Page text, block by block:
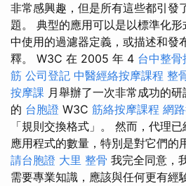
非常感興趣，但是所有這些都引發
題。 典型的應用可以是以標準化
中使用的過濾器定義，或描述和發
釋。 W3C 在 2005 年 4 台中整骨
筋 公司登記 中醫經絡按摩課程 整
按摩課 月舉辦了一次非常成功的
的 台胞證 W3C 筋絡按摩課程 網
「規則交換格式」。 然而，代理
應用程式的數量，特別是對它們的
請台胞證 大里 整骨 我完全同意，
需要專業知識，應該與任何更有經